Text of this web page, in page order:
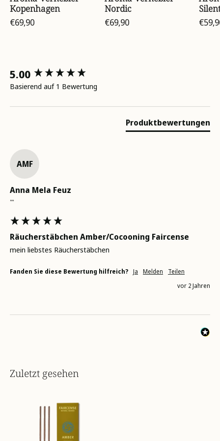
Kopenhagen
€69,90
Nordic
€69,90
5.00
Basierend auf 1 Bewertung
Produktbewertungen
AMF
Anna Mela Feuz
""
Räucherstäbchen Amber/Cocooning Faircense
mein liebstes Räucherstäbchen
Fanden Sie diese Bewertung hilfreich? Ja Melden
Teilen
vor 2 Jahren
New content loaded
Zuletzt gesehen
raeucherstaebchen-
amber-
Kombi-